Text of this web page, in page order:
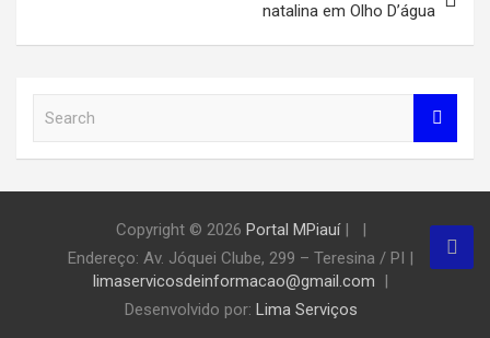
natalina em Olho D’água
c
Copyright © 2026 Portal MPiauí|
Endereço: Av. Jóquei Clube, 299 – Teresina / PI |
limaservicosdeinformacao@gmail.com
Desenvolvido por: Lima Serviços